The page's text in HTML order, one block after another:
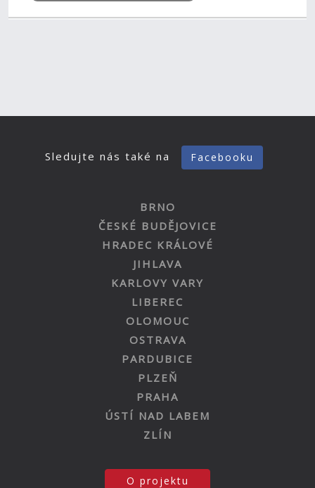
Sledujte nás také na Facebooku
BRNO
ČESKÉ BUDĚJOVICE
HRADEC KRÁLOVÉ
JIHLAVA
KARLOVY VARY
LIBEREC
OLOMOUC
OSTRAVA
PARDUBICE
PLZEŇ
PRAHA
ÚSTÍ NAD LABEM
ZLÍN
O projektu